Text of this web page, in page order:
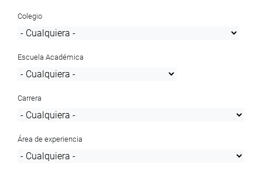
Colegio
Escuela Académica
Carrera
Área de experiencia